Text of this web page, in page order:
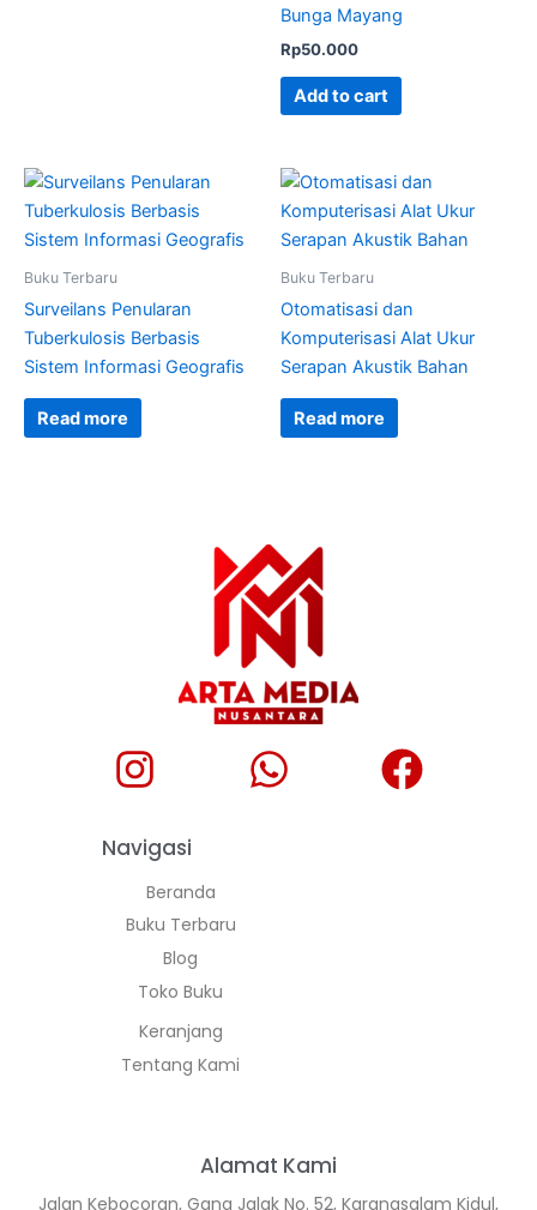
Bunga Mayang
Rp50.000
Add to cart
Buku Terbaru
Surveilans Penularan
Tuberkulosis Berbasis
Sistem Informasi Geografis
Read more
Buku Terbaru
Otomatisasi dan
Komputerisasi Alat Ukur
Serapan Akustik Bahan
Read more
Navigasi
Beranda
Buku Terbaru
Blog
Toko Buku
Keranjang
Tentang Kami
Alamat Kami
Jalan Kebocoran, Gang Jalak No. 52, Karangsalam Kidul,